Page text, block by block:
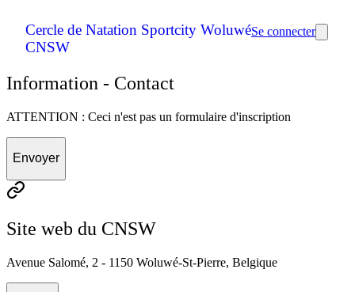
Cercle de Natation Sportcity Woluwé
CNSW
Se connecter
Information - Contact
ATTENTION : Ceci n'est pas un formulaire d'inscription
Envoyer
Site web du CNSW
Avenue Salomé, 2 - 1150 Woluwé-St-Pierre, Belgique